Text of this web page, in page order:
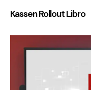
Kassen Rollout Libro